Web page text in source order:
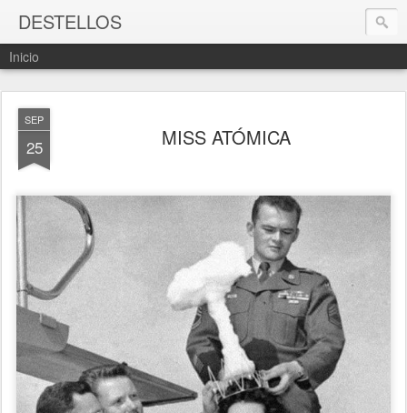
DESTELLOS
Inicio
SEP
25 MISS ATÓMICA